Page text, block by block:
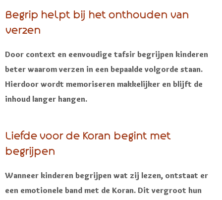
Begrip helpt bij het onthouden van
verzen
Door context en eenvoudige tafsir begrijpen kinderen
beter waarom verzen in een bepaalde volgorde staan.
Hierdoor wordt memoriseren makkelijker en blijft de
inhoud langer hangen.
Liefde voor de Koran begint met
begrijpen
Wanneer kinderen begrijpen wat zij lezen, ontstaat er
een emotionele band met de Koran. Dit vergroot hun